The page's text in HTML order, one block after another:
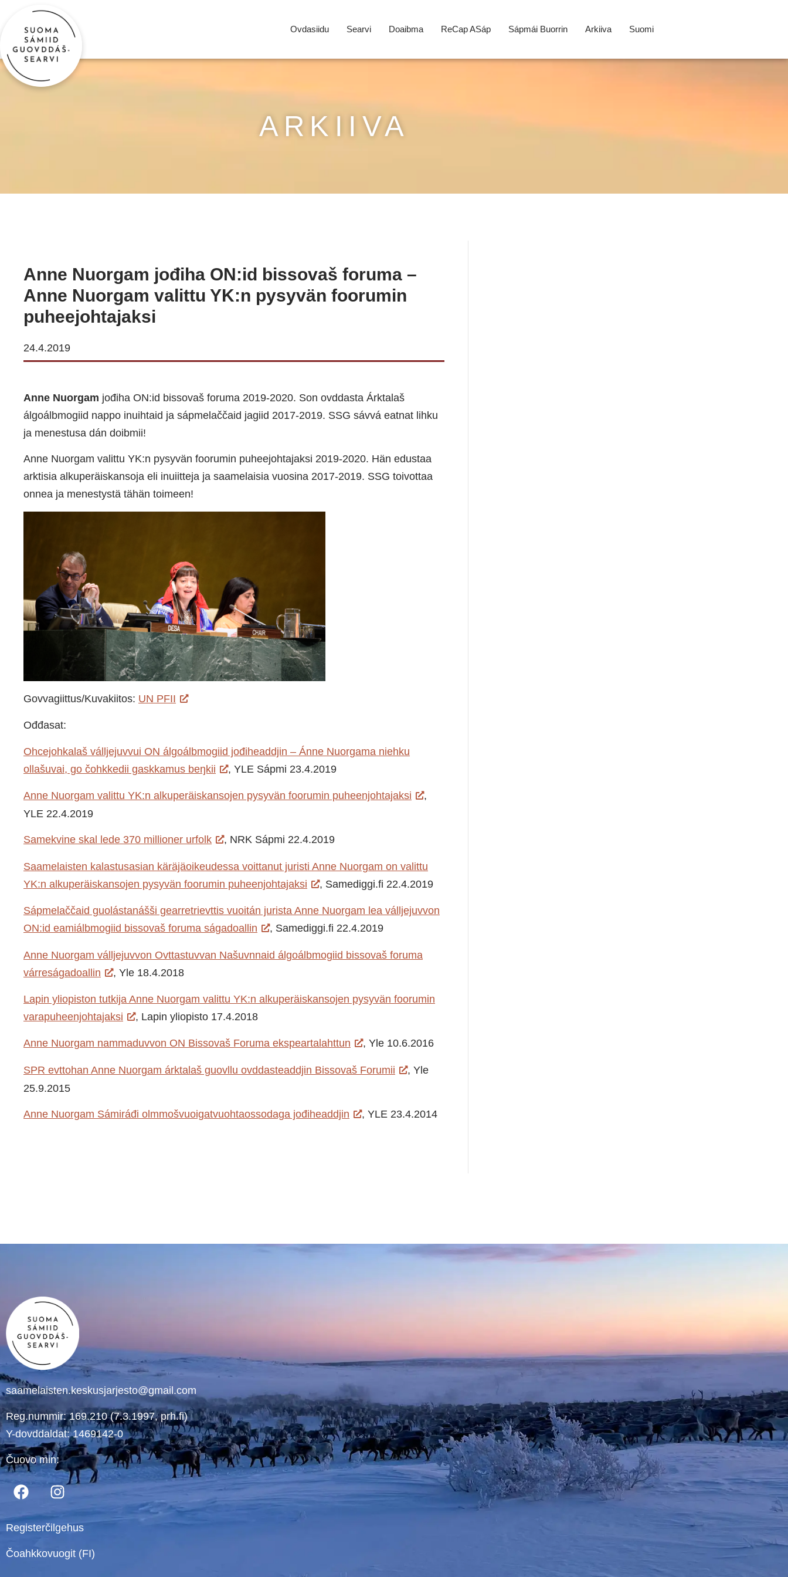
Ovdasiidu Searvi Doaibma ReCap ASáp Sápmái Buorrin Arkiiva Suomi
ARKIIVA
Anne Nuorgam jođiha ON:id bissovaš foruma –
Anne Nuorgam valittu YK:n pysyvän foorumin
puheejohtajaksi
24.4.2019
Anne Nuorgam jođiha ON:id bissovaš foruma 2019-2020. Son ovddasta Árktalaš
álgoálbmogiid nappo inuihtaid ja sápmelaččaid jagiid 2017-2019. SSG sávvá eatnat lihku
ja menestusa dán doibmii!
Anne Nuorgam valittu YK:n pysyvän foorumin puheejohtajaksi 2019-2020. Hän edustaa
arktisia alkuperäiskansoja eli inuiitteja ja saamelaisia vuosina 2017-2019. SSG toivottaa
onnea ja menestystä tähän toimeen!
Govvagiittus/Kuvakiitos: UN PFII
Ođđasat:
Ohcejohkalaš válljejuvvui ON álgoálbmogiid jođiheaddjin – Ánne Nuorgama niehku
ollašuvai, go čohkkedii gaskkamus beŋkii
, YLE Sápmi 23.4.2019
Anne Nuorgam valittu YK:n alkuperäiskansojen pysyvän foorumin puheenjohtajaksi
,
YLE 22.4.2019
Samekvine skal lede 370 millioner urfolk , NRK Sápmi 22.4.2019
Saamelaisten kalastusasian käräjäoikeudessa voittanut juristi Anne Nuorgam on valittu
YK:n alkuperäiskansojen pysyvän foorumin puheenjohtajaksi
, Samediggi.fi 22.4.2019
Sápmelaččaid guolástanášši gearretrievttis vuoitán jurista Anne Nuorgam lea válljejuvvon
ON:id eamiálbmogiid bissovaš foruma ságadoallin
, Samediggi.fi 22.4.2019
Anne Nuorgam válljejuvvon Ovttastuvvan Našuvnnaid álgoálbmogiid bissovaš foruma
várreságadoallin
, Yle 18.4.2018
Lapin yliopiston tutkija Anne Nuorgam valittu YK:n alkuperäiskansojen pysyvän foorumin
varapuheenjohtajaksi
, Lapin yliopisto 17.4.2018
Anne Nuorgam nammaduvvon ON Bissovaš Foruma ekspeartalahttun , Yle 10.6.2016
SPR evttohan Anne Nuorgam árktalaš guovllu ovddasteaddjin Bissovaš Forumii
, Yle
25.9.2015
Anne Nuorgam Sámiráđi olmmošvuoigatvuohtaossodaga jođiheaddjin , YLE 23.4.2014
saamelaisten.keskusjarjesto@gmail.com
Reg.nummir: 169.210 (7.3.1997, prh.fi)
Y-dovddaldat: 1469142-0
Čuovo min:
Registerčilgehus
Čoahkkovuogit (FI)